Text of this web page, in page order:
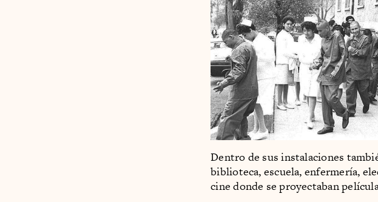
Dentro de sus instalaciones
biblioteca, escuela, enfermería,
cine donde se proyectaban